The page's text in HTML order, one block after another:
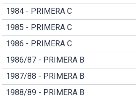
1984 - PRIMERA C
1985 - PRIMERA C
1986 - PRIMERA C
1986/87 - PRIMERA B
1987/88 - PRIMERA B
1988/89 - PRIMERA B